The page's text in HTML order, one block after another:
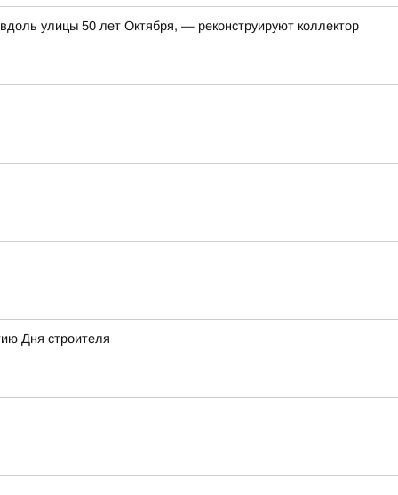
улицы 50 лет Октября, — реконструируют коллектор
Дня строителя